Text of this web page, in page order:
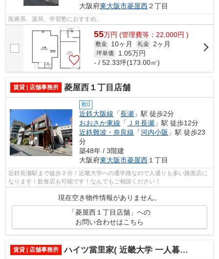
大阪府東大阪市菱屋西２丁目
医療系、薬局、学習塾におすすめ。
55万円 (管理費等：22,000円 )
敷金 10ヶ月 礼金 2ヶ月
坪単価 1.05万円
- / 52.33坪(173.00㎡)
賃貸 | 店舗事務所 菱屋西１丁目店舗
敷0
近鉄大阪線 「長瀬 」駅 徒歩2分
おおさか東線 「 ＪＲ長瀬 」駅 徒歩12分
近鉄難波・奈良線 「河内小阪 」駅 徒歩23
分
築48年 / 3階建
大阪府東大阪市菱屋西 １丁目
近鉄長瀬駅まで徒歩２分！近畿大学への通学路なので人通りも多い路面店に
なります！飲食店も可能です！なんでもご相談ください！
現在空き物件情報がありません。
「菱屋西１丁目店舗」への
お問い合わせはこちら
賃貸 | 店舗事務所 ハイツ當里家( 近畿大学 一人暮らし )